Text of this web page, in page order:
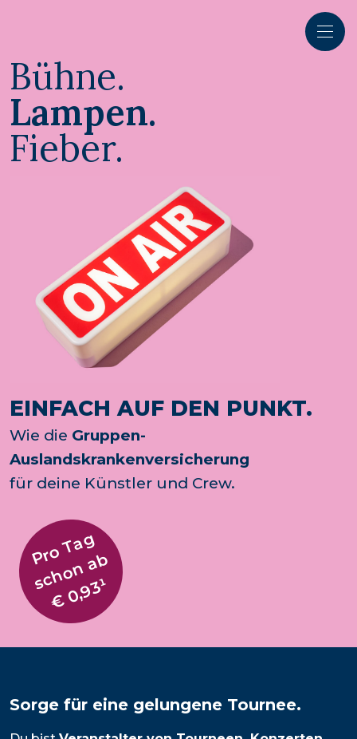
Bühne.
Lampen.
Fieber.
EINFACH AUF DEN PUNKT.
Wie die Gruppen-
Auslandskrankenversicherung
für deine Künstler und Crew.
P
r
o
T
a
g
s
c
h
o
n
a
b
€ 0,93¹
Sorge für eine gelungene Tournee.